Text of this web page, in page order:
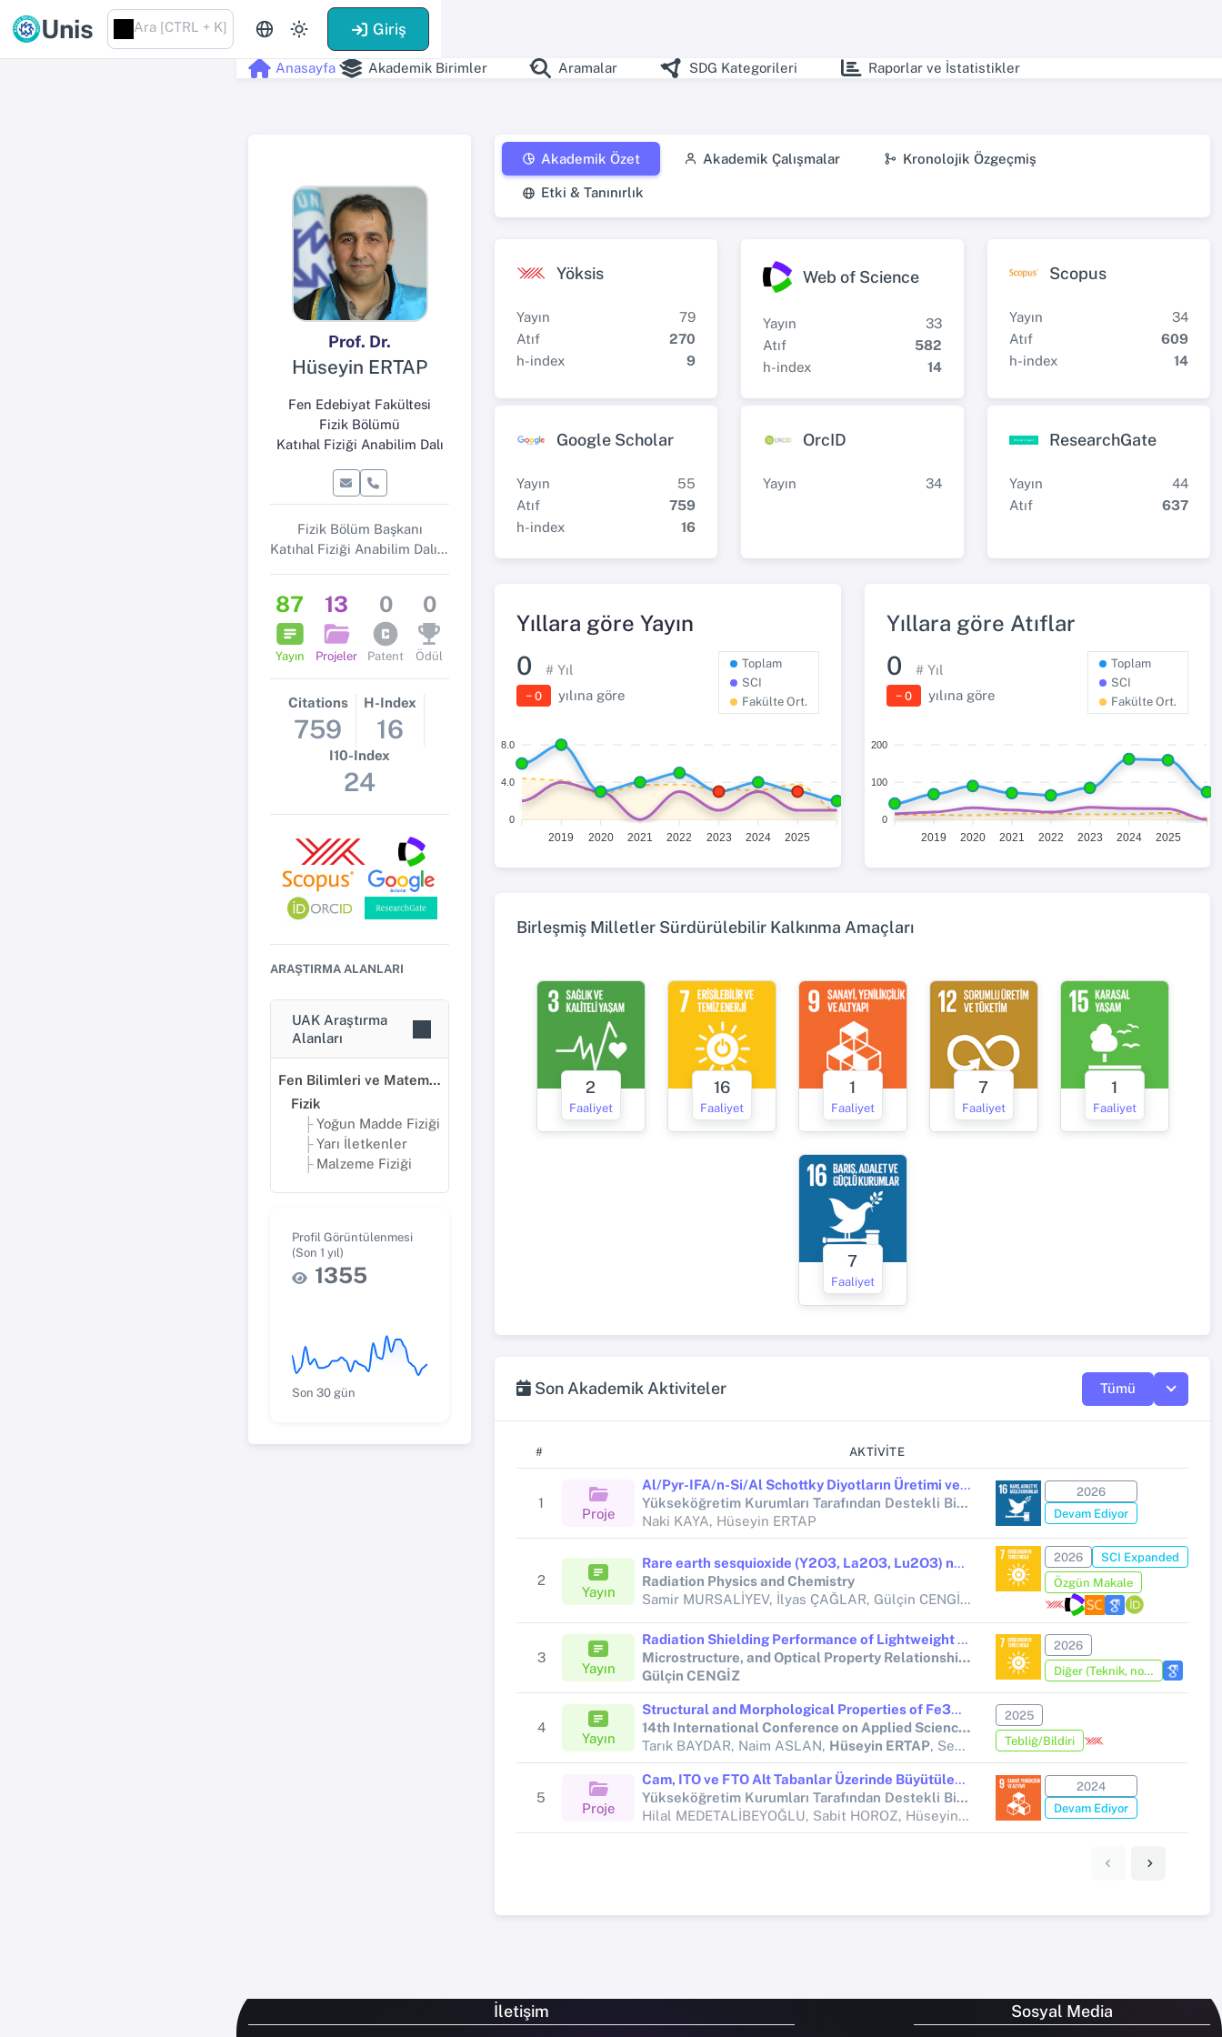
Unis Ara [CTRL + K] Giriş
Anasayfa Akademik Birimler Aramalar SDG Kategorileri Raporlar ve İstatistikler
Prof. Dr.
Hüseyin ERTAP
Fen Edebiyat Fakültesi
Fizik Bölümü
Katıhal Fiziği Anabilim Dalı
Fizik Bölüm Başkanı
Katıhal Fiziği Anabilim Dalı Başkanı
87
Yayın
13
Projeler
0
Patent
0
Ödül
Citations
759
H-Index
16
I10-Index
24
ARAŞTIRMA ALANLARI
UAK Araştırma
Alanları
Fen Bilimleri ve Matematik
Fizik
Yoğun Madde Fiziği
Yarı İletkenler
Malzeme Fiziği
Profil Görüntülenmesi
(Son 1 yıl)
1355
Son 30 gün
Akademik Özet Akademik Çalışmalar Kronolojik Özgeçmiş
Etki & Tanınırlık
Yöksis
Yayın
79
Atıf
270
h-index
9
Web of Science
Yayın
33
Atıf
582
h-index
14
Scopus
Yayın
34
Atıf
609
h-index
14
Google Scholar
Yayın
55
Atıf
759
h-index
16
OrcID
Yayın 34
ResearchGate
Yayın
44
Atıf
637
Yıllara göre Yayın
0 # Yıl
− 0 yılına göre
Toplam
SCI
Fakülte Ort.
8.0
4.0
0
2019 2020 2021 2022 2023 2024 2025
Yıllara göre Atıflar
0 # Yıl
− 0 yılına göre
Toplam
SCI
Fakülte Ort.
200
100
0
2019 2020 2021 2022 2023 2024 2025
Birleşmiş Milletler Sürdürülebilir Kalkınma Amaçları
2
Faaliyet
16
Faaliyet
1
Faaliyet
7
Faaliyet
1
Faaliyet
7
Faaliyet
Son Akademik Aktiviteler Tümü
# AKTIVITE
1
Proje
Al/Pyr-IFA/n-Si/Al Schottky Diyotların Üretimi ve Akım-Gerilim Tekniği ile Aydınlanma Şiddetine Bağlı Karakterizasyonun Araştırılması
Yükseköğretim Kurumları Tarafından Destekli Bilimsel Araştırma Projesi (Yükseköğretim Kurumları tarafından destekli bilimsel araştırma projesi)
Naki KAYA, Hüseyin ERTAP
2026
Devam Ediyor
2
Yayın
Rare earth sesquioxide (Y2O3, La2O3, Lu2O3) nanoparticles embedded polymer nanocomposites for gamma radiation shielding
Radiation Physics and Chemistry
Samir MURSALİYEV, İlyas ÇAĞLAR, Gülçin CENGİZ, Hüseyin ERTAP,
Gökhan BİLİR
2026
SCI Expanded
Özgün Makale
3
Yayın
Radiation Shielding Performance of Lightweight Polymer Composites Reinforced with Rare-Earth Oxotellurates (Y, Gd): Structure, Microstructure, and Optical Property Relationships
Microstructure, and Optical Property Relationships
Gülçin CENGİZ
2026
Diğer (Teknik, not, yorum, vaka takdimi, editöre mektup, özet, kitap krıtiği, araştırma notu, bilirkişi raporu ve benzeri)
4
Yayın
Structural and Morphological Properties of Fe3O4 Nanopowders
14th International Conference on Applied Sciences
Tarık BAYDAR, Naim ASLAN, Hüseyin ERTAP, Seydi DOĞAN
2025
Tebliğ/Bildiri
5
Proje
Cam, ITO ve FTO Alt Tabanlar Üzerinde Büyütülen Bi2Se3 Filmlerine Ti ve V Katkısının Yapısal, Morfolojik, Optik ve Elektriksel Özellikleri Üzerindeki Etkilerinin Deneysel ve Teorik İncelenmesi
Yükseköğretim Kurumları Tarafından Destekli Bilimsel Araştırma Projesi (Yükseköğretim Kurumları tarafından destekli bilimsel araştırma projesi)
Hilal MEDETALİBEYOĞLU, Sabit HOROZ, Hüseyin ERTAP, Abdurrahman ATALAY
2024
Devam Ediyor
İletişim Sosyal Media